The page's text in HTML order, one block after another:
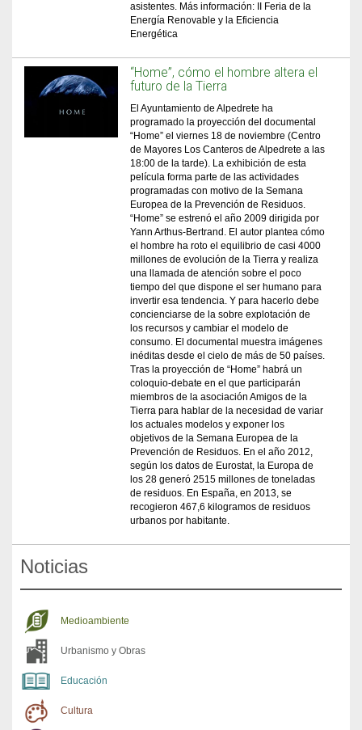
asistentes. Más información: II Feria de la
Energía Renovable y la Eficiencia
Energética
“Home”, cómo el hombre altera el
futuro de la Tierra
El Ayuntamiento de Alpedrete ha
programado la proyección del documental
“Home” el viernes 18 de noviembre (Centro
de Mayores Los Canteros de Alpedrete a las
18:00 de la tarde). La exhibición de esta
película forma parte de las actividades
programadas con motivo de la Semana
Europea de la Prevención de Residuos.
“Home” se estrenó el año 2009 dirigida por
Yann Arthus-Bertrand. El autor plantea cómo
el hombre ha roto el equilibrio de casi 4000
millones de evolución de la Tierra y realiza
una llamada de atención sobre el poco
tiempo del que dispone el ser humano para
invertir esa tendencia. Y para hacerlo debe
concienciarse de la sobre explotación de
los recursos y cambiar el modelo de
consumo. El documental muestra imágenes
inéditas desde el cielo de más de 50 países.
Tras la proyección de “Home” habrá un
coloquio-debate en el que participarán
miembros de la asociación Amigos de la
Tierra para hablar de la necesidad de variar
los actuales modelos y exponer los
objetivos de la Semana Europea de la
Prevención de Residuos. En el año 2012,
según los datos de Eurostat, la Europa de
los 28 generó 2515 millones de toneladas
de residuos. En España, en 2013, se
recogieron 467,6 kilogramos de residuos
urbanos por habitante.
Noticias
Medioambiente
Urbanismo y Obras
Educación
Cultura